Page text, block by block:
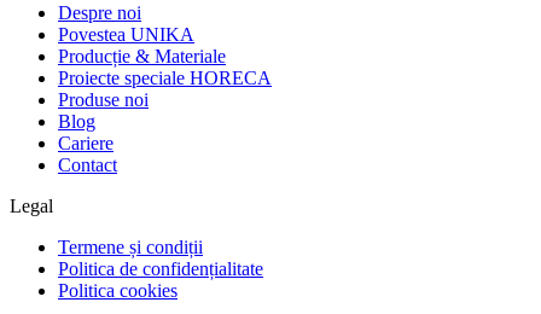
Despre noi
Povestea UNIKA
Producție & Materiale
Proiecte speciale HORECA
Produse noi
Blog
Cariere
Contact
Legal
Termene și condiții
Politica de confidențialitate
Politica cookies